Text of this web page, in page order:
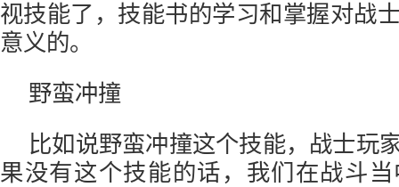
视技能了，技能书的学习和掌握对战
意义的。
野蛮冲撞
比如说野蛮冲撞这个技能，战士玩
果没有这个技能的话，我们在战斗